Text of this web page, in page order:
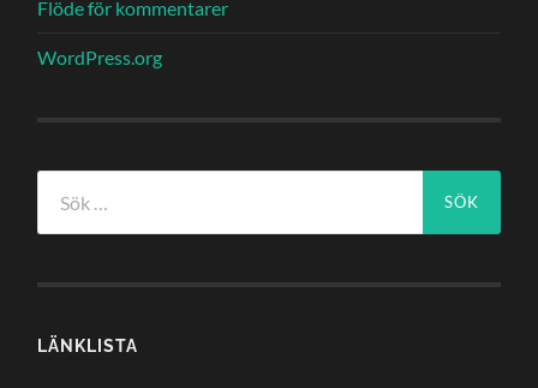
Flöde för kommentarer
WordPress.org
efter:
LÄNKLISTA